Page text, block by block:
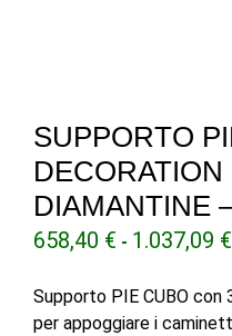
SUPPORTO
DECORATION
DIAMANTINE
658,40 € - 1.037,09 €
Supporto PIE CUBO
per appoggiare i